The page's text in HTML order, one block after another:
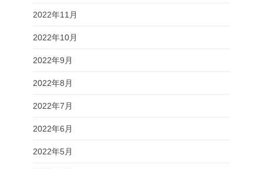
2022年11月
2022年10月
2022年9月
2022年8月
2022年7月
2022年6月
2022年5月